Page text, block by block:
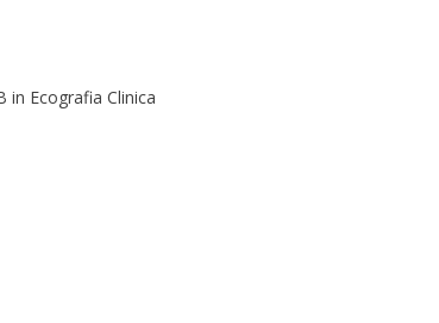
in Ecografia Clinica